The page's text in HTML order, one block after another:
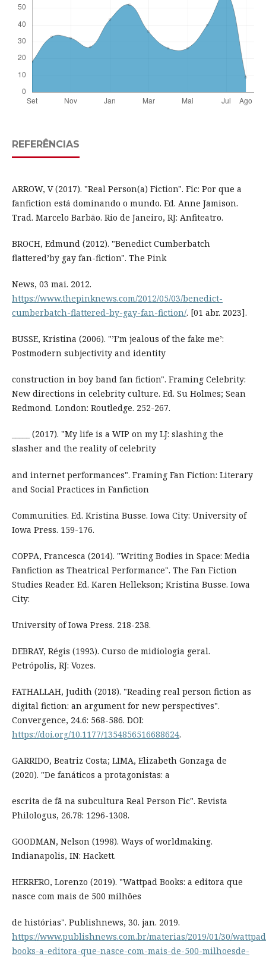
REFERÊNCIAS
ARROW, V (2017). "Real Person(a) Fiction". Fic: Por que a
fanfiction está dominando o mundo. Ed. Anne Jamison.
Trad. Marcelo Barbão. Rio de Janeiro, RJ: Anfiteatro.
BROCH, Edmund (2012). "Benedict Cumberbatch
flattered’by gay fan-fiction". The Pink
News, 03 mai. 2012.
https://www.thepinknews.com/2012/05/03/benedict-
cumberbatch-flattered-by-gay-fan-fiction/. [01 abr. 2023].
BUSSE, Kristina (2006). "’I’m jealous of the fake me’:
Postmodern subjectivity and identity
construction in boy band fan fiction". Framing Celebrity:
New directions in celebrity culture. Ed. Su Holmes; Sean
Redmond. London: Routledge. 252-267.
_____ (2017). "My life is a WIP on my LJ: slashing the
slasher and the reality of celebrity
and internet performances". Framing Fan Fiction: Literary
and Social Practices in Fanfiction
Communities. Ed. Kristina Busse. Iowa City: University of
Iowa Press. 159-176.
COPPA, Francesca (2014). "Writing Bodies in Space: Media
Fanfiction as Theatrical Performance". The Fan Fiction
Studies Reader. Ed. Karen Hellekson; Kristina Busse. Iowa
City:
University of Iowa Press. 218-238.
DEBRAY, Régis (1993). Curso de midiologia geral.
Petrópolis, RJ: Vozes.
FATHALLAH, Judith (2018). "Reading real person fiction as
digital fiction: an argument for new perspectives".
Convergence, 24.6: 568-586. DOI:
https://doi.org/10.1177/1354856516688624.
GARRIDO, Beatriz Costa; LIMA, Elizabeth Gonzaga de
(2020). "De fanáticos a protagonistas: a
escrita de fã na subcultura Real Person Fic". Revista
Philologus, 26.78: 1296-1308.
GOODMAN, Nelson (1998). Ways of worldmaking.
Indianapolis, IN: Hackett.
HERRERO, Lorenzo (2019). "Wattpad Books: a editora que
nasce com mais de 500 milhões
de histórias". Publishnews, 30. jan. 2019.
https://www.publishnews.com.br/materias/2019/01/30/
books-a-editora-que-nasce-com-mais-de-500-milhoesde-